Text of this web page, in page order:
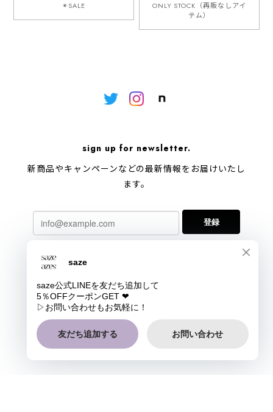
✴︎SALE
ONLY STOCK（再販なしアイ
テム）
sign up for newsletter.
新商品やキャンペーンなどの最新情報をお届けいたし
ます。
登録
特定商取引法に基づく表記
会員規約